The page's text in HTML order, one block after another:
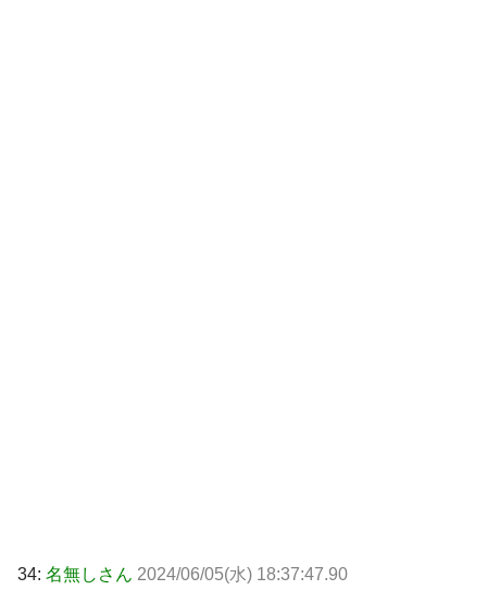
34: 名無しさん 2024/06/05(水) 18:37:47.90